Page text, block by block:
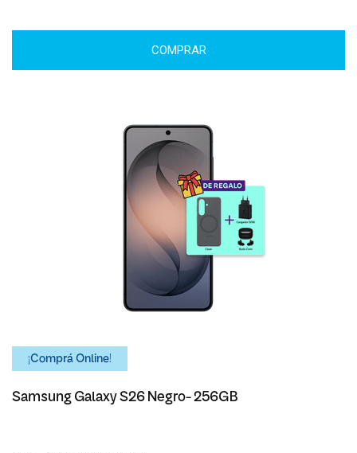
COMPRAR
¡Comprá Online!
Samsung Galaxy S26 Negro- 256GB